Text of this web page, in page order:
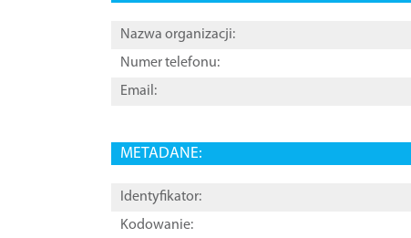
Nazwa organizacji:
Numer telefonu:
Email:
METADANE:
Identyfikator:
Kodowanie: